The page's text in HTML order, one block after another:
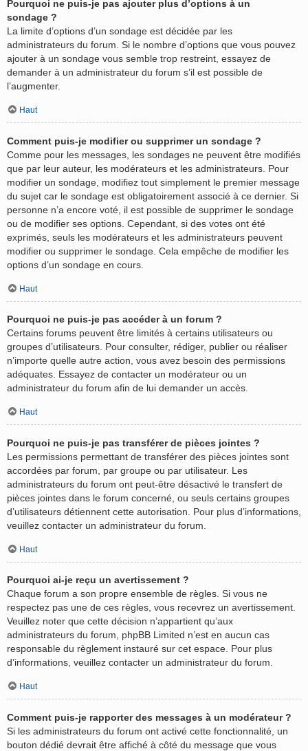
Pourquoi ne puis-je pas ajouter plus d’options à un
sondage ?
La limite d’options d’un sondage est décidée par les
administrateurs du forum. Si le nombre d’options que vous pouvez
ajouter à un sondage vous semble trop restreint, essayez de
demander à un administrateur du forum s’il est possible de
l’augmenter.
Haut
Comment puis-je modifier ou supprimer un sondage ?
Comme pour les messages, les sondages ne peuvent être modifiés
que par leur auteur, les modérateurs et les administrateurs. Pour
modifier un sondage, modifiez tout simplement le premier message
du sujet car le sondage est obligatoirement associé à ce dernier. Si
personne n’a encore voté, il est possible de supprimer le sondage
ou de modifier ses options. Cependant, si des votes ont été
exprimés, seuls les modérateurs et les administrateurs peuvent
modifier ou supprimer le sondage. Cela empêche de modifier les
options d’un sondage en cours.
Haut
Pourquoi ne puis-je pas accéder à un forum ?
Certains forums peuvent être limités à certains utilisateurs ou
groupes d’utilisateurs. Pour consulter, rédiger, publier ou réaliser
n’importe quelle autre action, vous avez besoin des permissions
adéquates. Essayez de contacter un modérateur ou un
administrateur du forum afin de lui demander un accès.
Haut
Pourquoi ne puis-je pas transférer de pièces jointes ?
Les permissions permettant de transférer des pièces jointes sont
accordées par forum, par groupe ou par utilisateur. Les
administrateurs du forum ont peut-être désactivé le transfert de
pièces jointes dans le forum concerné, ou seuls certains groupes
d’utilisateurs détiennent cette autorisation. Pour plus d’informations,
veuillez contacter un administrateur du forum.
Haut
Pourquoi ai-je reçu un avertissement ?
Chaque forum a son propre ensemble de règles. Si vous ne
respectez pas une de ces règles, vous recevrez un avertissement.
Veuillez noter que cette décision n’appartient qu’aux
administrateurs du forum, phpBB Limited n’est en aucun cas
responsable du règlement instauré sur cet espace. Pour plus
d’informations, veuillez contacter un administrateur du forum.
Haut
Comment puis-je rapporter des messages à un modérateur ?
Si les administrateurs du forum ont activé cette fonctionnalité, un
bouton dédié devrait être affiché à côté du message que vous